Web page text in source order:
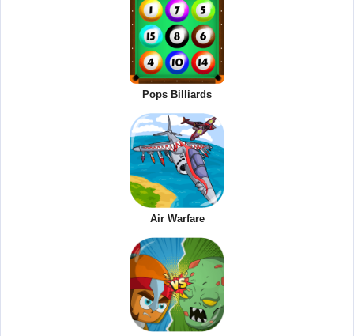
Pops Billiards
Air Warfare